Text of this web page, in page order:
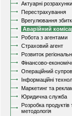
Актуарні розрахунки
Перестрахування
Врегулювання
Аварійний
Робота з агентами
Страховий агент
Розвиток
Фінансово-
Операційний
Інформаційні
Маркетинг та
Юридична служба
Розробка продуктів
методологія